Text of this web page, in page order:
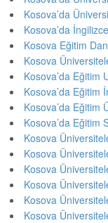
Kosova’da
Kosova’da
Kosova Eğitim
Kosova
Kosova’da Eğitim
Kosova’da Eğitim
Kosova’da Eğitim
Kosova’da Eğitim
Kosova
Kosova
Kosova
Kosova
Kosova
Kosova